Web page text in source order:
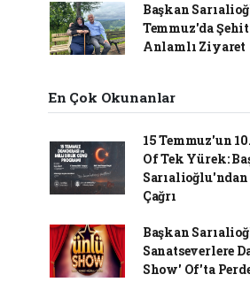
Başkan
Temmuz'da
Anlamlı Ziyaret
En Çok Okunanlar
15 Temmuz'un
Of Tek Yürek:
Çağrı
Başkan
Sanatseverlere
Show' Of'ta